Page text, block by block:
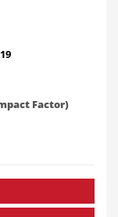
Factor)